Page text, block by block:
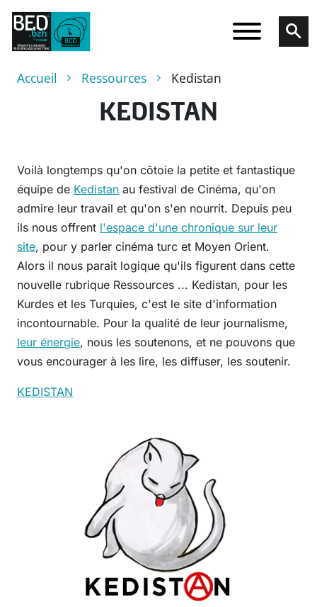
Aller au contenu principal
Fil d'Ariane
Accueil Ressources Kedistan
KEDISTAN
Voilà longtemps qu'on côtoie la petite et fantastique
équipe de Kedistan au festival de Cinéma, qu'on
admire leur travail et qu'on s'en nourrit. Depuis peu
ils nous offrent l'espace d'une chronique sur leur
site, pour y parler cinéma turc et Moyen Orient.
Alors il nous parait logique qu'ils figurent dans cette
nouvelle rubrique Ressources ... Kedistan, pour les
Kurdes et les Turquies, c'est le site d'information
incontournable. Pour la qualité de leur journalisme,
leur énergie, nous les soutenons, et ne pouvons que
vous encourager à les lire, les diffuser, les soutenir.
KEDISTAN